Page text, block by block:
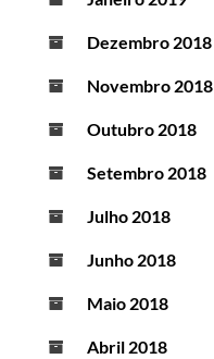
Dezembro 2018
Novembro 2018
Outubro 2018
Setembro 2018
Julho 2018
Junho 2018
Maio 2018
Abril 2018